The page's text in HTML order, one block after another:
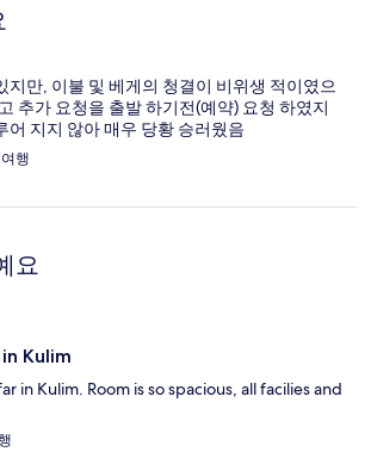
지만, 이불 및 베게의 청결이 비위생 적이였으
추가 요청을 출발 하기전(예약) 요청 하였지
어 지지 않아 매우 당황 승러웠음
행
요
Kulim
in Kulim. Room is so spacious, all facilies and